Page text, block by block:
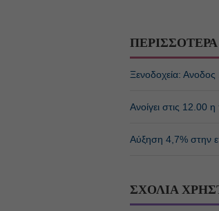
ΠΕΡΙΣΣΟΤΕΡΑ
Ξενοδοχεία: Ανοδος
Ανοίγει στις 12.00
Αύξηση 4,7% στην
ΣΧΟΛΙΑ